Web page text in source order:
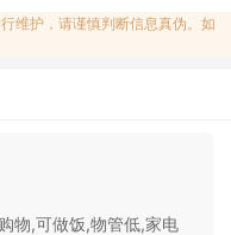
维护，请谨慎判断信息真伪。如
物,可做饭,物管低,家电